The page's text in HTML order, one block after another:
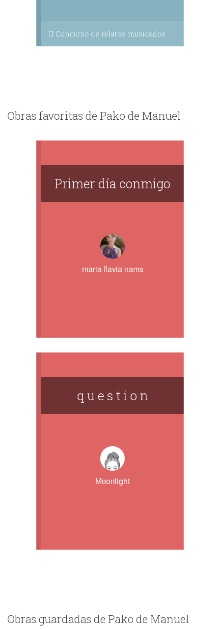
II Concurso de relatos musicados
Obras favoritas de Pako de Manuel
Primer día conmigo
maria flavia nams
q u e s t i o n
Moonlight
Obras guardadas de Pako de Manuel